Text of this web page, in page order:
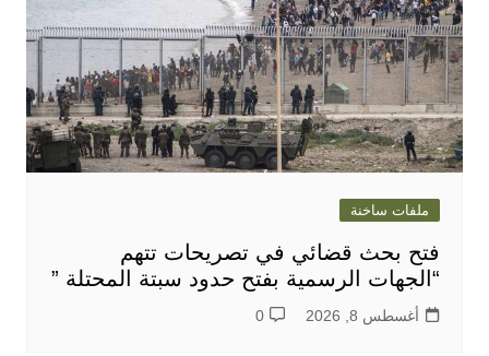
ملفات ساخنة
فتح بحث قضائي في تصريحات تتهم
“الجهات الرسمية بفتح حدود سبتة المحتلة ”
أغسطس 8, 2026 0